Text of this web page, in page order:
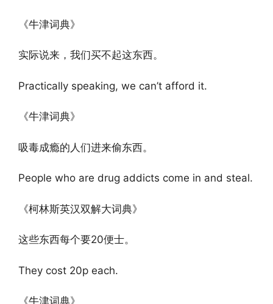
《牛津词典》
实际说来，我们买不起这东西。
Practically speaking, we can’t afford it.
《牛津词典》
吸毒成瘾的人们进来偷东西。
People who are drug addicts come in and steal.
《柯林斯英汉双解大词典》
这些东西每个要20便士。
They cost 20p each.
《牛津词典》